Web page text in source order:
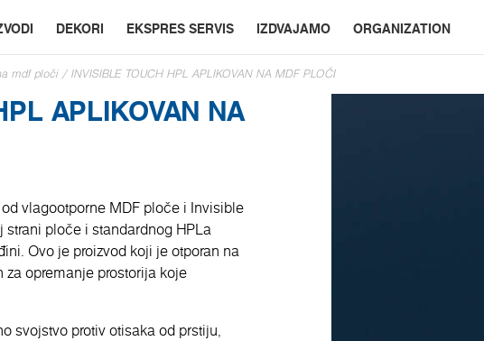
DEKORI EKSPRES SERVIS IZDVAJAMO ORGANIZATION
mdf ploči / INVISIBLE TOUCH HPL APLIKOVAN NA MDF PLOČI
APLIKOVAN NA
vlagootporne MDF ploče i Invisible
ploče i standardnog HPLa
Ovo je proizvod koji je otporan na
opremanje prostorija koje
svojstvo protiv otisaka od prstiju,